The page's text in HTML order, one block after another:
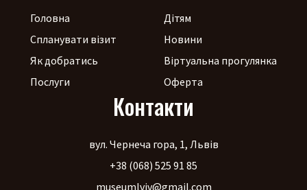
Головна
Спланувати візит
Як добратись
Послуги
Дітям
Новини
Віртуальна прогулянка
Оферта
Контакти
вул. Чернеча гора, 1, Львів
+38 (068) 525 91 85
museumlviv@gmail.com